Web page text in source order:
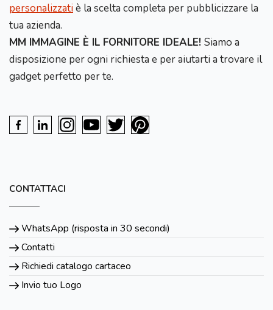
personalizzatiè la scelta completa per pubblicizzare la
tua azienda.
MM IMMAGINE È IL FORNITORE IDEALE! Siamo a
disposizione per ogni richiesta e per aiutarti a trovare il
gadget perfetto per te.
CONTATTACI
WhatsApp (risposta in 30 secondi)
Contatti
Richiedi catalogo cartaceo
Invio tuo Logo